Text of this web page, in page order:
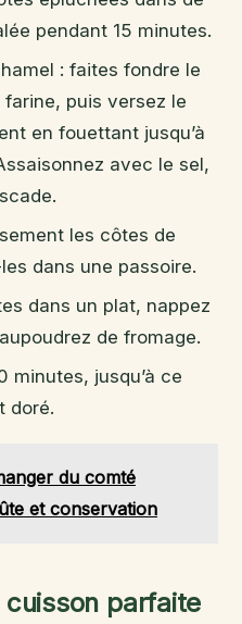
pendant 15 minutes.
: faites fondre le
puis versez le
en fouettant jusqu’à
avec le sel,
les côtes de
dans une passoire.
dans un plat, nappez
de fromage.
minutes, jusqu’à ce
doré.
du comté
et conservation
parfaite